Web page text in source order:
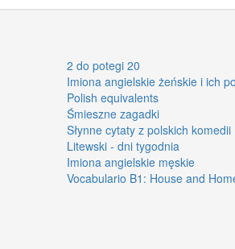
2 do potegi 20
Imiona angielskie żeńskie i ich
Polish equivalents
Śmieszne zagadki
Słynne cytaty z polskich komedii
Litewski - dni tygodnia
Imiona angielskie męskie
Vocabulario B1: House and